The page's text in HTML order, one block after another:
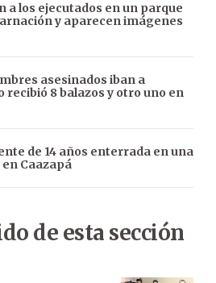
a los ejecutados en un parque
y aparecen imágenes
asesinados iban a
recibió 8 balazos y otro uno en
de 14 años enterrada en una
Caazapá
de esta sección